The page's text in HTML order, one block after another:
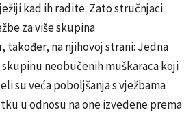
kad ih radite. Zato stručnjaci
za više skupina
također, na njihovoj strani: Jedna
neobučenih muškaraca koji
su veća poboljšanja s vježbama
u odnosu na one izvedene prema